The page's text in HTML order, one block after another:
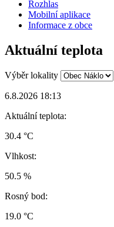
Rozhlas
Mobilní aplikace
Informace z obce
Aktuální teplota
Výběr lokality
6.8.2026 18:13
Aktuální teplota:
30.4 °C
Vlhkost:
50.5 %
Rosný bod:
19.0 °C